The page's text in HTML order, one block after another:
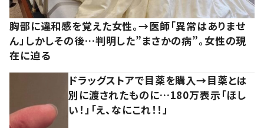
胸部に違和感を覚えた女性。→医師「異常はありませ
ん」しかしその後…判明した”まさかの病”。女性の現
在に迫る
ドラッグストアで目薬を購入→目薬とは
別に渡されたものに…180万表示「ほし
い！」「え、なにこれ！！」